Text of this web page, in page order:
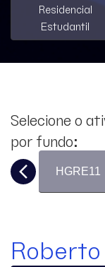
Residencial
Estudantil
Selecione o
por fundo: